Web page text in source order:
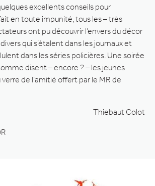
excellents conseils pour
en toute impunité, tous les – très
ont pu découvrir l’envers du décor
qui s’étalent dans les journaux et
dans les séries policières. Une soirée
disent – encore ? – les jeunes
de l’amitié offert par le MR de
Thiebaut Colot